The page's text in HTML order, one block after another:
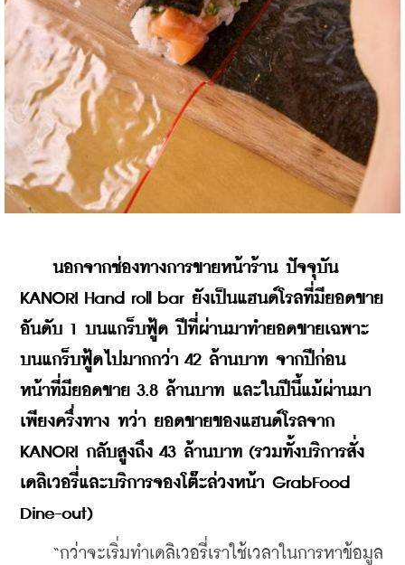
นอกจากช่องทางการขายหน้าร้าน ปัจจุบัน
KANORI Hand roll bar ยังเป็นแฮนด์โรลที่มียอดขาย
อันดับ 1 บนแกร็บฟู้ด ปีที่ผ่านมาทำยอดขายเฉพาะ
บนแกร็บฟู้ดไปมากกว่า 42 ล้านบาท จากปีก่อน
หน้าที่มียอดขาย 3.8 ล้านบาท และในปีนี้แม้ผ่านมา
เพียงครึ่งทาง ทว่า ยอดขายของแฮนด์โรลจาก
KANORI กลับสูงถึง 43 ล้านบาท (รวมทั้งบริการสั่ง
เดลิเวอรี่และบริการจองโต๊ะล่วงหน้า GrabFood
Dine-out)
“กว่าจะเริ่มทำเดลิเวอรี่เราใช้เวลาในการหาข้อมูล